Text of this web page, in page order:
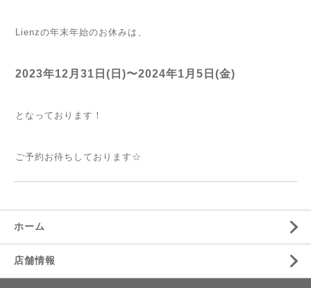
Lienzの年末年始のお休みは、
2023年12月31日(日)〜2024年1月5日(金)
となっております！
ご予約お待ちしております☆
ホーム
店舗情報